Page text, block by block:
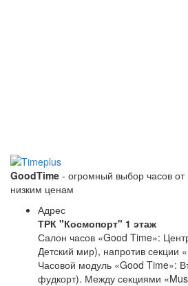
GoodTime - огромный выбор часов от
низким ценам
Адрес
ТРК "Космопорт" 1 этаж
Салон часов «Good Time»:
Детский мир), напротив секции
Часовой модуль «Good Time»:
фудкорт). Между секциями